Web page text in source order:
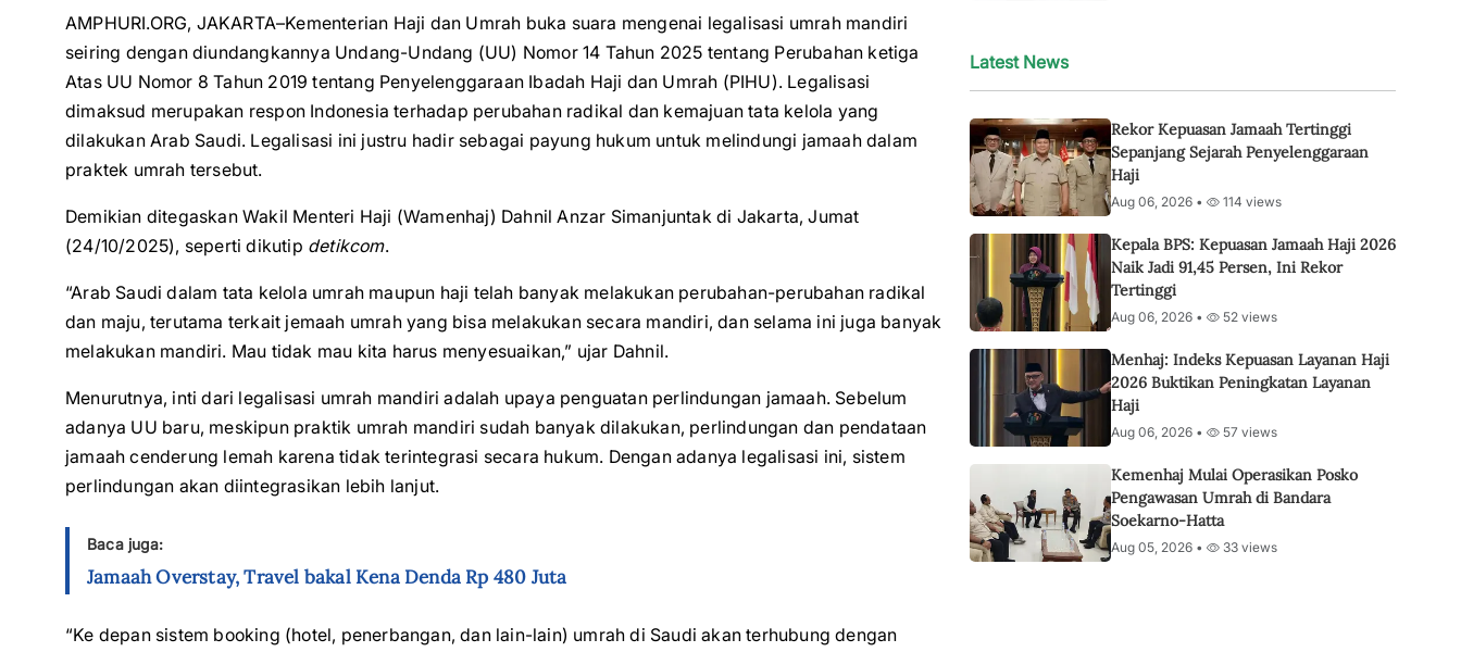
AMPHURI.ORG, JAKARTA–Kementerian Haji dan Umrah buka suara mengenai legalisasi umrah mandiri
seiring dengan diundangkannya Undang-Undang (UU) Nomor 14 Tahun 2025 tentang Perubahan ketiga
Atas UU Nomor 8 Tahun 2019 tentang Penyelenggaraan Ibadah Haji dan Umrah (PIHU). Legalisasi
dimaksud merupakan respon Indonesia terhadap perubahan radikal dan kemajuan tata kelola yang
dilakukan Arab Saudi. Legalisasi ini justru hadir sebagai payung hukum untuk melindungi jamaah dalam
praktek umrah tersebut.
Demikian ditegaskan Wakil Menteri Haji (Wamenhaj) Dahnil Anzar Simanjuntak di Jakarta, Jumat
(24/10/2025), seperti dikutip detikcom.
“Arab Saudi dalam tata kelola umrah maupun haji telah banyak melakukan perubahan-perubahan radikal
dan maju, terutama terkait jemaah umrah yang bisa melakukan secara mandiri, dan selama ini juga banyak
melakukan mandiri. Mau tidak mau kita harus menyesuaikan,” ujar Dahnil.
Menurutnya, inti dari legalisasi umrah mandiri adalah upaya penguatan perlindungan jamaah. Sebelum
adanya UU baru, meskipun praktik umrah mandiri sudah banyak dilakukan, perlindungan dan pendataan
jamaah cenderung lemah karena tidak terintegrasi secara hukum. Dengan adanya legalisasi ini, sistem
perlindungan akan diintegrasikan lebih lanjut.
Baca juga:
Jamaah Overstay, Travel bakal Kena Denda Rp 480 Juta
“Ke depan sistem booking (hotel, penerbangan, dan lain-lain) umrah di Saudi akan terhubung dengan
Latest News
Rekor Kepuasan Jamaah Tertinggi
Sepanjang Sejarah Penyelenggaraan
Haji
Aug 06, 2026 • 114 views
Kepala BPS: Kepuasan Jamaah Haji 2026
Naik Jadi 91,45 Persen, Ini Rekor
Tertinggi
Aug 06, 2026 • 52 views
Menhaj: Indeks Kepuasan Layanan Haji
2026 Buktikan Peningkatan Layanan
Haji
Aug 06, 2026 • 57 views
Kemenhaj Mulai Operasikan Posko
Pengawasan Umrah di Bandara
Soekarno-Hatta
Aug 05, 2026 • 33 views